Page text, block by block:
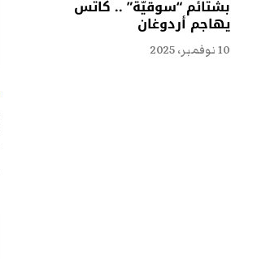
بشتائم “سوقيّة” .. كاتس
يهاجم أردوغان
10 نوفمبر، 2025